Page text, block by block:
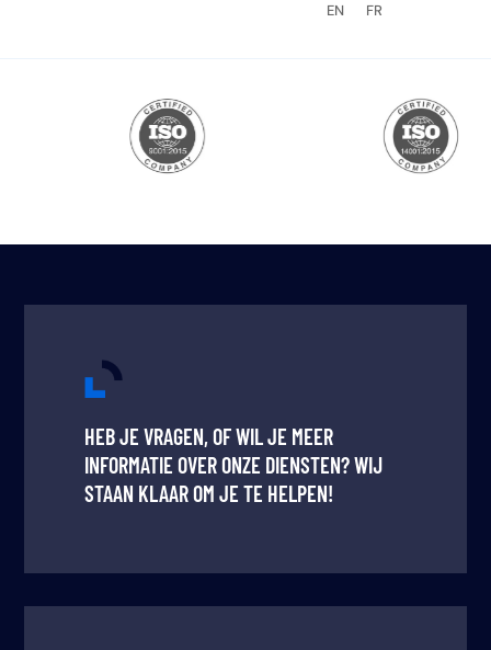
FR
EN
HEB JE VRAGEN, OF WIL JE MEER
INFORMATIE OVER ONZE DIENSTEN? WIJ
STAAN KLAAR OM JE TE HELPEN!